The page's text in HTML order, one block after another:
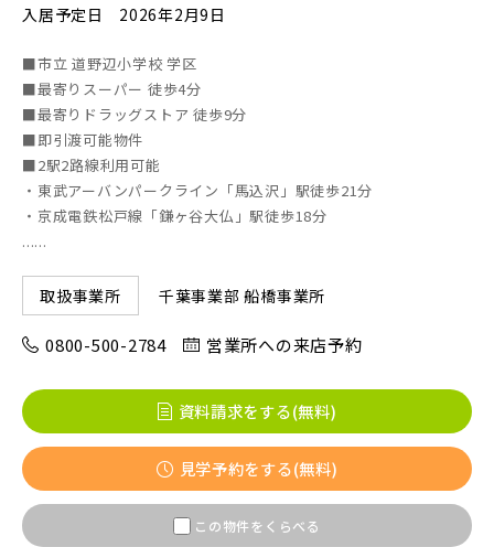
東京メトロ千代田線
北総鉄道
埼玉高速鉄道
都営新宿線
埼玉新都市交通 [伊奈線]
つくばエクスプレス
入居予定日
2026年2月9日
■市立 道野辺小学校 学区
■最寄りスーパー 徒歩4分
■最寄りドラッグストア 徒歩9分
■即引渡可能物件
■2駅2路線利用可能
・東武アーバンパークライン「馬込沢」駅徒歩21分
・京成電鉄松戸線「鎌ヶ谷大仏」駅徒歩18分
......
取扱事業所 千葉事業部 船橋事業所
0800-500-2784 営業所への来店予約
資料請求をする(無料)
見学予約をする(無料)
この物件をくらべる